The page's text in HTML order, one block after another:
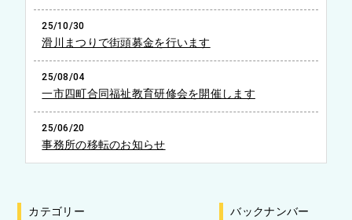
25/10/30
滑川まつりで街頭募金を行います
25/08/04
一市四町合同福祉教育研修会を開催します
25/06/20
事務所の移転のお知らせ
カテゴリー バックナンバー